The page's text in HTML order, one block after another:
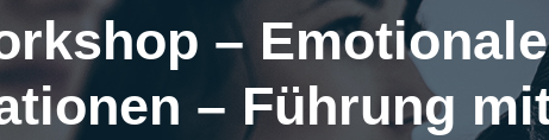
–
– Führung